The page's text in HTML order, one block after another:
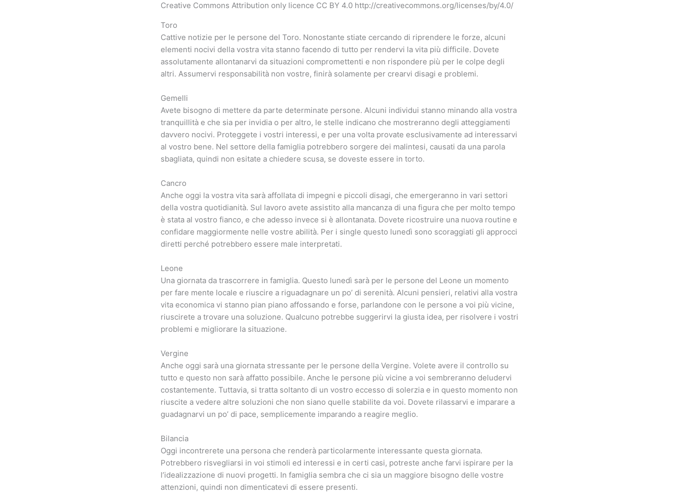
Creative Commons Attribution only licence CC BY 4.0 http://creativecommons.org/licenses/by/4.0/
Toro
Cattive notizie per le persone del Toro. Nonostante stiate cercando di riprendere le forze, alcuni
elementi nocivi della vostra vita stanno facendo di tutto per rendervi la vita più difficile. Dovete
assolutamente allontanarvi da situazioni compromettenti e non rispondere più per le colpe degli
altri. Assumervi responsabilità non vostre, finirà solamente per crearvi disagi e problemi.
Gemelli
Avete bisogno di mettere da parte determinate persone. Alcuni individui stanno minando alla vostra
tranquillità e che sia per invidia o per altro, le stelle indicano che mostreranno degli atteggiamenti
davvero nocivi. Proteggete i vostri interessi, e per una volta provate esclusivamente ad interessarvi
al vostro bene. Nel settore della famiglia potrebbero sorgere dei malintesi, causati da una parola
sbagliata, quindi non esitate a chiedere scusa, se doveste essere in torto.
Cancro
Anche oggi la vostra vita sarà affollata di impegni e piccoli disagi, che emergeranno in vari settori
della vostra quotidianità. Sul lavoro avete assistito alla mancanza di una figura che per molto tempo
è stata al vostro fianco, e che adesso invece si è allontanata. Dovete ricostruire una nuova routine e
confidare maggiormente nelle vostre abilità. Per i single questo lunedì sono scoraggiati gli approcci
diretti perché potrebbero essere male interpretati.
Leone
Una giornata da trascorrere in famiglia. Questo lunedì sarà per le persone del Leone un momento
per fare mente locale e riuscire a riguadagnare un po’ di serenità. Alcuni pensieri, relativi alla vostra
vita economica vi stanno pian piano affossando e forse, parlandone con le persone a voi più vicine,
riuscirete a trovare una soluzione. Qualcuno potrebbe suggerirvi la giusta idea, per risolvere i vostri
problemi e migliorare la situazione.
Vergine
Anche oggi sarà una giornata stressante per le persone della Vergine. Volete avere il controllo su
tutto e questo non sarà affatto possibile. Anche le persone più vicine a voi sembreranno deludervi
costantemente. Tuttavia, si tratta soltanto di un vostro eccesso di solerzia e in questo momento non
riuscite a vedere altre soluzioni che non siano quelle stabilite da voi. Dovete rilassarvi e imparare a
guadagnarvi un po’ di pace, semplicemente imparando a reagire meglio.
Bilancia
Oggi incontrerete una persona che renderà particolarmente interessante questa giornata.
Potrebbero risvegliarsi in voi stimoli ed interessi e in certi casi, potreste anche farvi ispirare per la
l’idealizzazione di nuovi progetti. In famiglia sembra che ci sia un maggiore bisogno delle vostre
attenzioni, quindi non dimenticatevi di essere presenti.